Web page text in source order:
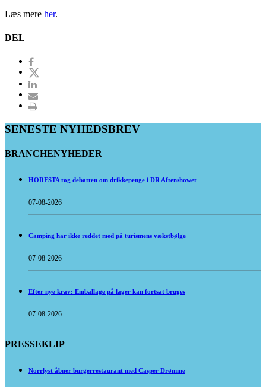
Læs mere her.
DEL
SENESTE NYHEDSBREV
BRANCHENYHEDER
HORESTA tog debatten om drikkepenge i DR Aftenshowet
07-08-2026
Camping har ikke reddet med på turismens vækstbølge
07-08-2026
Efter nye krav: Emballage på lager kan fortsat bruges
07-08-2026
PRESSEKLIP
Norrlyst åbner burgerrestaurant med Casper Drømme